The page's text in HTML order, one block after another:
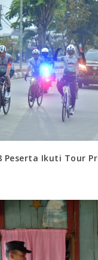
Peserta Ikuti Tour